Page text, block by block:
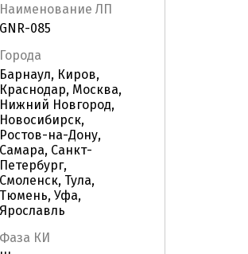
Наименование ЛП
GNR-085
Города
Барнаул, Киров,
Краснодар, Москва,
Нижний Новгород,
Новосибирск,
Ростов-на-Дону,
Самара, Санкт-
Петербург,
Смоленск, Тула,
Тюмень, Уфа,
Ярославль
Фаза КИ